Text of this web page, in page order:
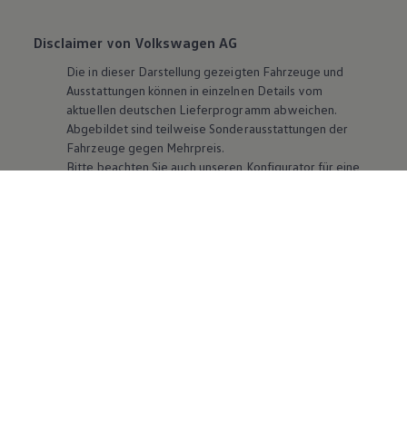
Disclaimer von Volkswagen AG
Die in dieser Darstellung gezeigten Fahrzeuge und
Ausstattungen können in einzelnen Details vom
aktuellen deutschen Lieferprogramm abweichen.
Abgebildet sind teilweise Sonderausstattungen der
Fahrzeuge gegen Mehrpreis.
Bitte beachten Sie auch unseren Konfigurator für eine